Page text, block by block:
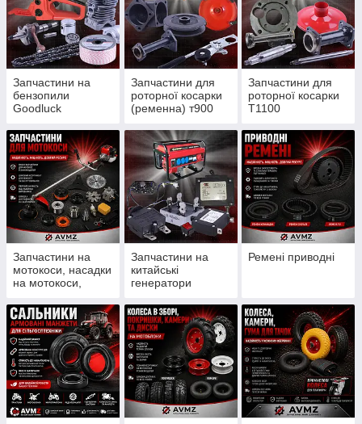
Запчастини на
бензопили
Goodluck
350/352, St180
Запчастини для
роторної косарки
(ременна) т900
Запчастини для
роторної косарки
Т1100
Запчастини на
мотокоси, насадки
на мотокоси,
Запчастини на
китайські
генератори
Ремені приводні